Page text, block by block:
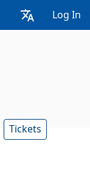
Log In
Tickets